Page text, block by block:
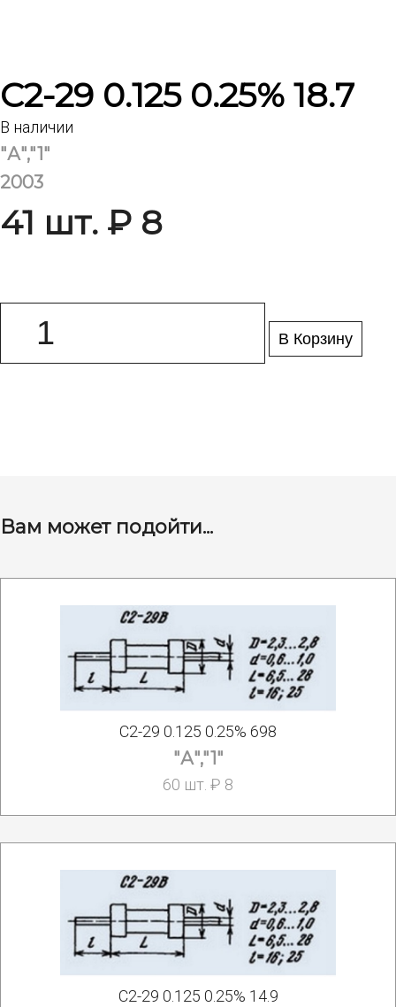
С2-29 0.125 0.25% 18.7
В наличии
"А","1"
2003
41 шт. ₽ 8
В Корзину
Вам может подойти...
С2-29 0.125 0.25% 698
"А","1"
60 шт. ₽ 8
С2-29 0.125 0.25% 14.9